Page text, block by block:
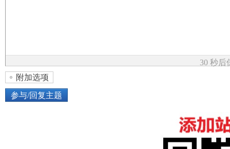
30 秒后
附加选项
参与/回复主题